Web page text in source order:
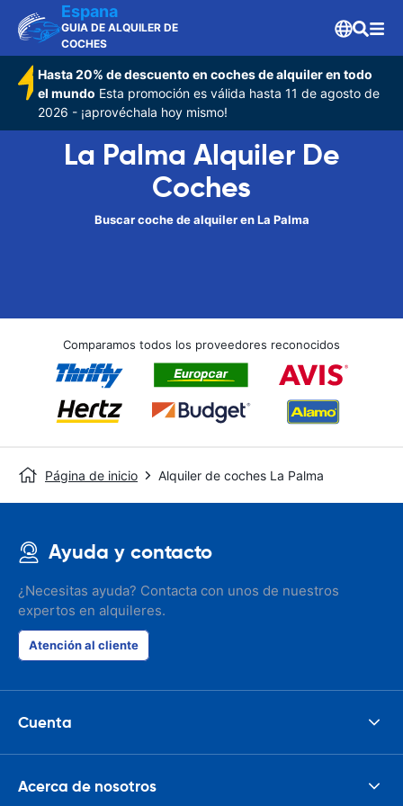
Espana
GUIA DE ALQUILER DE
COCHES
Hasta 20% de descuento en coches de alquiler en todo
el mundo Esta promoción es válida hasta 11 de agosto de
2026 - ¡aprovéchala hoy mismo!
La Palma Alquiler De
Coches
Buscar coche de alquiler en La Palma
Comparamos todos los proveedores reconocidos
Página de inicio Alquiler de coches La Palma
Ayuda y contacto
¿Necesitas ayuda? Contacta con unos de nuestros
expertos en alquileres.
Atención al cliente
Cuenta
Acerca de nosotros